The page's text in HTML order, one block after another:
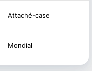
Attaché-case
Mondial